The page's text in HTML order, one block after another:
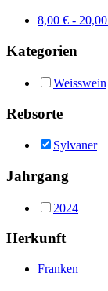
8,00 € - 20,00
Kategorien
Weisswein
Rebsorte
Sylvaner
Jahrgang
2024
Herkunft
Franken